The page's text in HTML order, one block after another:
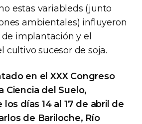
estas variableds (junto
ambientales) influyeron
implantación y el
cultivo sucesor de soja.
en el XXX Congreso
Ciencia del Suelo,
días 14 al 17 de abril de
de Bariloche, Río